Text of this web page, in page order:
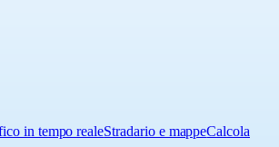
in tempo realeStradario e mappeCalcola